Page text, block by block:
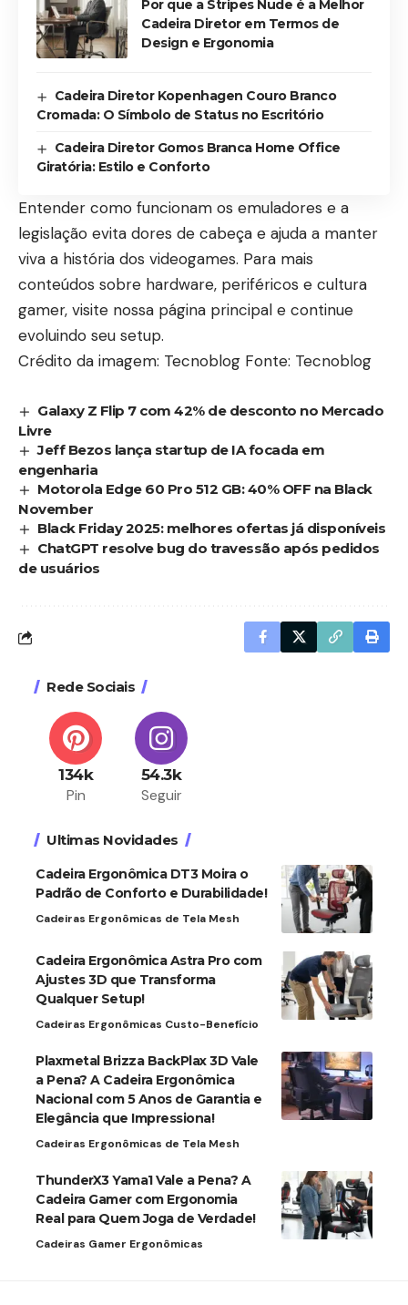
Por que a Stripes Nude é a Melhor
Cadeira Diretor em Termos de
Design e Ergonomia
Cadeira Diretor Kopenhagen Couro Branco
Cromada: O Símbolo de Status no Escritório
Cadeira Diretor Gomos Branca Home Office
Giratória: Estilo e Conforto
Entender como funcionam os emuladores e a
legislação evita dores de cabeça e ajuda a manter
viva a história dos videogames. Para mais
conteúdos sobre hardware, periféricos e cultura
gamer, visite nossa página principal e continue
evoluindo seu setup.
Crédito da imagem: Tecnoblog Fonte: Tecnoblog
Galaxy Z Flip 7 com 42% de desconto no Mercado
Livre
Jeff Bezos lança startup de IA focada em
engenharia
Motorola Edge 60 Pro 512 GB: 40% OFF na Black
November
Black Friday 2025: melhores ofertas já disponíveis
ChatGPT resolve bug do travessão após pedidos
de usuários
Rede Sociais
134k
Pin
54.3k
Seguir
Ultimas Novidades
Cadeira Ergonômica DT3 Moira o
Padrão de Conforto e Durabilidade!
Cadeiras Ergonômicas de Tela Mesh
Cadeira Ergonômica Astra Pro com
Ajustes 3D que Transforma
Qualquer Setup!
Cadeiras Ergonômicas Custo-Benefício
Plaxmetal Brizza BackPlax 3D Vale
a Pena? A Cadeira Ergonômica
Nacional com 5 Anos de Garantia e
Elegância que Impressiona!
Cadeiras Ergonômicas de Tela Mesh
ThunderX3 Yama1 Vale a Pena? A
Cadeira Gamer com Ergonomia
Real para Quem Joga de Verdade!
Cadeiras Gamer Ergonômicas